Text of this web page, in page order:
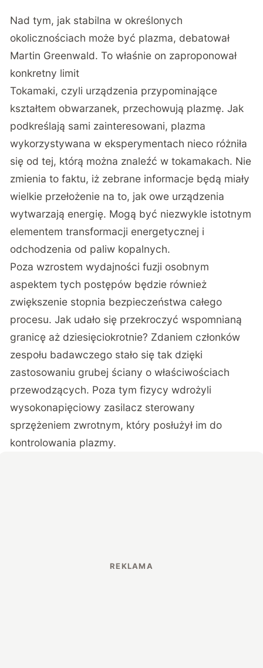
Nad tym, jak stabilna w określonych
okolicznościach może być plazma, debatował
Martin Greenwald. To właśnie on zaproponował
konkretny limit
Tokamaki, czyli urządzenia przypominające
kształtem obwarzanek, przechowują plazmę. Jak
podkreślają sami zainteresowani, plazma
wykorzystywana w eksperymentach nieco różniła
się od tej, którą można znaleźć w tokamakach. Nie
zmienia to faktu, iż zebrane informacje będą miały
wielkie przełożenie na to, jak owe urządzenia
wytwarzają energię. Mogą być niezwykle istotnym
elementem transformacji energetycznej i
odchodzenia od paliw kopalnych.
Poza wzrostem wydajności fuzji osobnym
aspektem tych postępów będzie również
zwiększenie stopnia bezpieczeństwa całego
procesu. Jak udało się przekroczyć wspomnianą
granicę aż dziesięciokrotnie? Zdaniem członków
zespołu badawczego stało się tak dzięki
zastosowaniu grubej ściany o właściwościach
przewodzących. Poza tym fizycy wdrożyli
wysokonapięciowy zasilacz sterowany
sprzężeniem zwrotnym, który posłużył im do
kontrolowania plazmy.